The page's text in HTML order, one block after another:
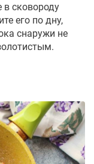
в сковороду
его по дну,
снаружи не